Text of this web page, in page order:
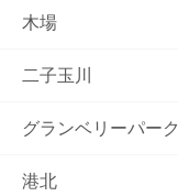
木場
二子玉川
グランベリーパーク
港北